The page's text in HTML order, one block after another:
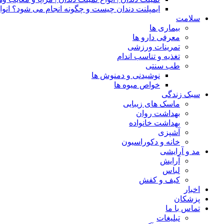
ایمپلنت دندان چیست و چگونه انجام می شود؟
سلامت
بیماری ها
معرفی دارو ها
تمرینات ورزشی
تغذیه و تناسب اندام
طب سنتی
نوشیدنی و دمنوش ها
خواص میوه ها
سبک زندگی
ماسک های زیبایی
بهداشت روان
بهداشت خانواده
آشپزی
خانه و دکوراسیون
مد و آرایشی
آرایش
لباس
کیف و کفش
اخبار
پزشکان
تماس با ما
تبلیغات